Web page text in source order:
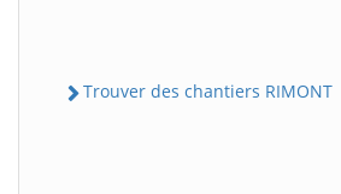
Trouver des chantiers RIMONT